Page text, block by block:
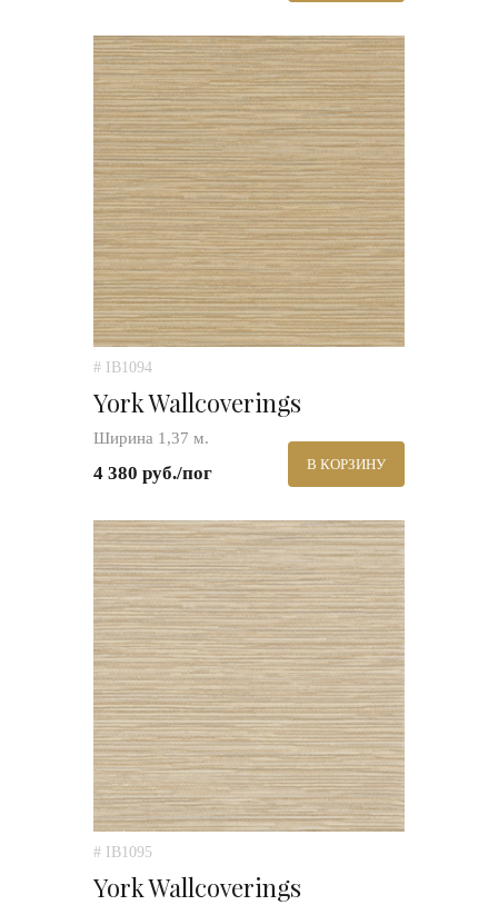
# IB1094
York Wallcoverings
Ширина 1,37 м.
4 380 руб./пог В КОРЗИНУ
# IB1095
York Wallcoverings